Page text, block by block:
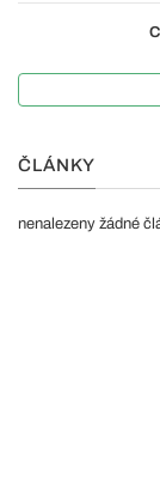
ČLÁNKY
nenalezeny žádné